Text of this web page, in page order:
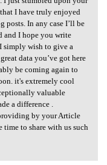
I have truly enjoyed
posts. In any case I’ll be
and I hope you write
simply wish to give a
data you’ve got here
be coming again to
it's extremely cool
valuable
a difference .
by your Article
to share with us such